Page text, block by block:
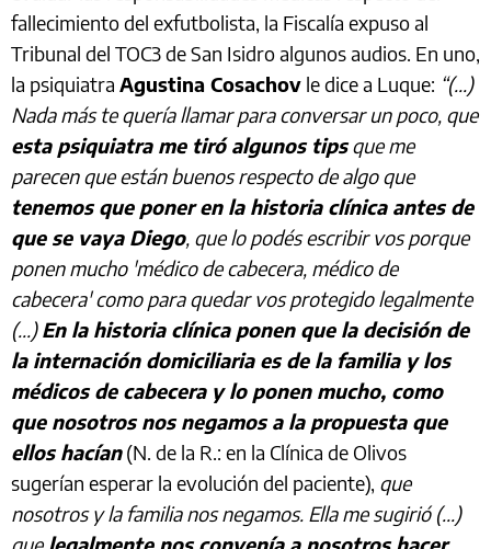
fallecimiento del exfutbolista, la Fiscalía expuso al
Tribunal del TOC3 de San Isidro algunos audios. En uno,
la psiquiatra Agustina Cosachov le dice a Luque: “(...)
Nada más te quería llamar para conversar un poco, que
esta psiquiatra me tiró algunos tipsque me
parecen que están buenos respecto de algo que
tenemos que poner en la historia clínica antes de
que se vaya Diego, que lo podés escribir vos porque
ponen mucho 'médico de cabecera, médico de
cabecera' como para quedar vos protegido legalmente
(...)En la historia clínica ponen que la decisión de
la internación domiciliaria es de la familia y los
médicos de cabecera y lo ponen mucho, como
que nosotros nos negamos a la propuesta que
ellos hacían (N. de la R.: en la Clínica de Olivos
sugerían esperar la evolución del paciente), que
nosotros y la familia nos negamos. Ella me sugirió (...)